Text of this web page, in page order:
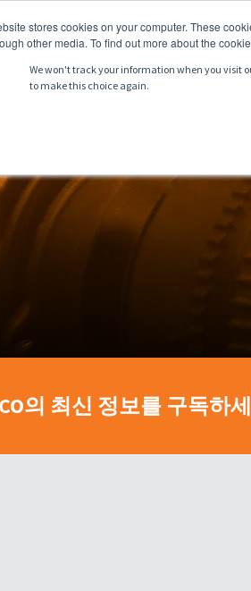
stores cookies on your computer. These
other media. To find out more about the
We won't track your information when you visit
to make this choice again.
의 최신 정보를 구독하